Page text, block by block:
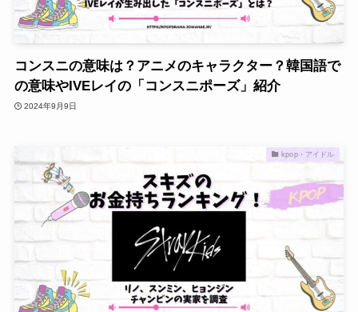
コンスニの意味は？アニメのキャラクター？韓国語で
の意味やIVEレイの「コンスニポーズ」紹介
2024年9月9日
kpop・アイドル